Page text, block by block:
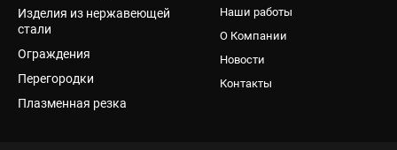
Изделия из нержавеющей
стали
Ограждения
Перегородки
Плазменная резка
Наши работы
О Компании
Новости
Контакты